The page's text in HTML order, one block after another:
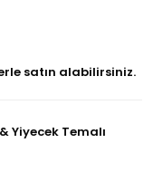
satın alabilirsiniz.
Yiyecek Temalı